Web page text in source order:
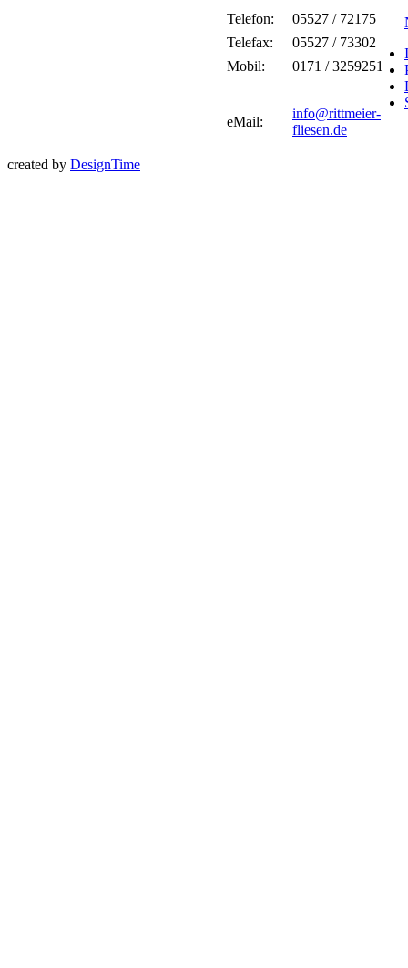
Telefon:
05527 / 72175
Telefax:
05527 / 73302
Mobil:
0171 / 3259251
eMail:
info@rittmeier-
fliesen.de
created by DesignTime